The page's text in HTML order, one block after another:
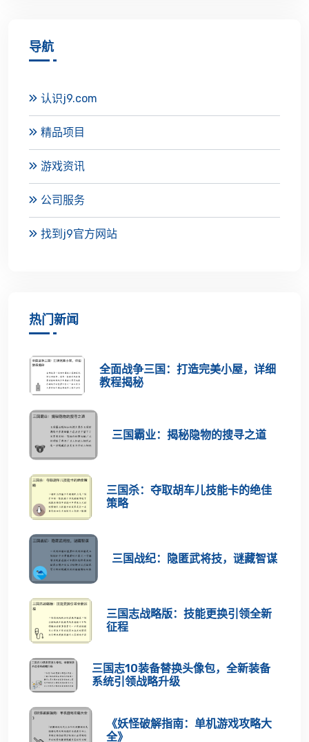
导航
认识j9.com
精品项目
游戏资讯
公司服务
找到j9官方网站
热门新闻
全面战争三国：打造完美小屋，详细
教程揭秘
三国霸业：揭秘隐物的搜寻之道
三国杀：夺取胡车儿技能卡的绝佳
策略
三国战纪：隐匿武将技，谜藏智谋
三国志战略版：技能更换引领全新
征程
三国志10装备替换头像包，全新装备
系统引领战略升级
《妖怪破解指南：单机游戏攻略大
全》